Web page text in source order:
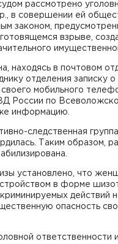
рассмотрено
в совершении ей
законом,
взрыве,
находясь в почтовом
отделения записку о
мобильного
России по
информацию.
следственная группа,
Таким образом,
установлено, что
в форме
действий
опасность
ответственности